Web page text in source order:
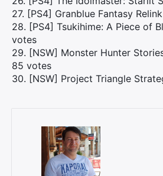
27. [PS4] Granblue Fantasy
28. [PS4] Tsukihime: A Piece of
votes
29. [NSW] Monster Hunter
85 votes
30. [NSW] Project Triangle
Rechercher
: